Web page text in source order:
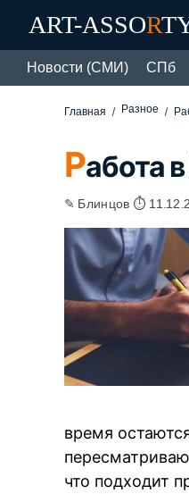
ART-ASSOR
Новости (СМИ) СПб
Главная Разное
Работа
✎ Блинцов ⏱
время
что подходит